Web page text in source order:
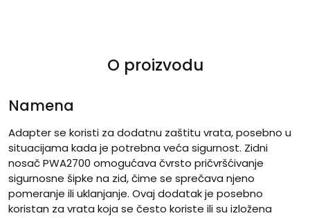
O proizvodu
Namena
Adapter se koristi za dodatnu zaštitu vrata, posebno u
situacijama kada je potrebna veća sigurnost. Zidni
nosač PWA2700 omogućava čvrsto pričvršćivanje
sigurnosne šipke na zid, čime se sprečava njeno
pomeranje ili uklanjanje. Ovaj dodatak je posebno
koristan za vrata koja se često koriste ili su izložena